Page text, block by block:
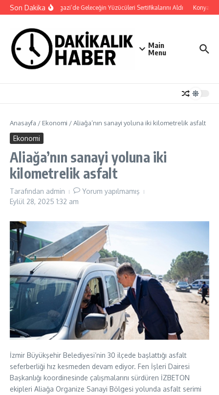
İçeriğe atla
Son DakikaOsmangazi’de Geleceğin Yüzücüleri Sertifikalarını Aldı Konya
Main
Menu
Anasayfa / Ekonomi /Aliağa’nın sanayi yoluna iki kilometrelik asfalt
Ekonomi
Aliağa’nın sanayi yoluna iki
kilometrelik asfalt
Tarafından admin
Yorum yapılmamış
Eylül 28, 2025 1:32 am
İzmir Büyükşehir Belediyesi’nin 30 ilçede başlattığı asfalt
seferberliği hız kesmeden devam ediyor. Fen İşleri Dairesi
Başkanlığı koordinesinde çalışmalarını sürdüren İZBETON
ekipleri Aliağa Organize Sanayi Bölgesi yolunda asfalt serimi